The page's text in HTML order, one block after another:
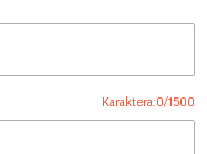
Karaktera:0/1500